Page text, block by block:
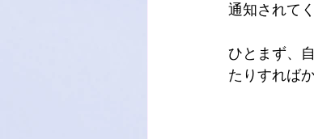
通知されて
ひとまず、
たりすれば